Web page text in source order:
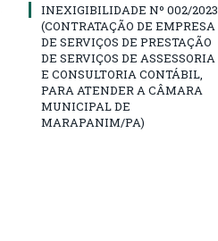
INEXIGIBILIDADE Nº 002/2023
(CONTRATAÇÃO DE EMPRESA
DE SERVIÇOS DE PRESTAÇÃO
DE SERVIÇOS DE ASSESSORIA
E CONSULTORIA CONTÁBIL,
PARA ATENDER A CÂMARA
MUNICIPAL DE
MARAPANIM/PA)